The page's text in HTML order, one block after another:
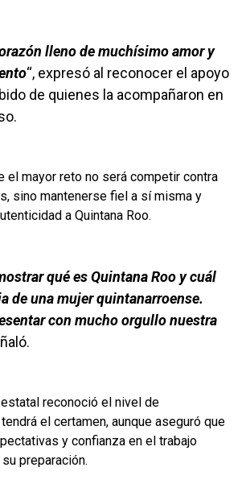
lleno de muchísimo amor y
“, expresó al reconocer el apoyo
de quienes la acompañaron en
el mayor reto no será competir contra
sino mantenerse fiel a sí misma y
a Quintana Roo.
qué es Quintana Roo y cuál
de una mujer quintanarroense.
con mucho orgullo nuestra
reconoció el nivel de
el certamen, aunque aseguró que
y confianza en el trabajo
preparación.